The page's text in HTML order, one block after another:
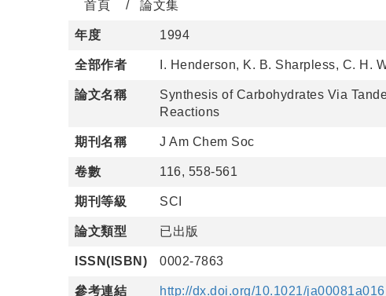
首頁 論文集
年度 1994
全部作者 I. Henderson, K. B. Sharpless, C. H.
論文名稱
Synthesis of Carbohydrates Via
Reactions
期刊名稱 J Am Chem Soc
卷數 116, 558-561
期刊等級 SCI
論文類型 已出版
ISSN(ISBN) 0002-7863
參考連結 http://dx.doi.org/10.1021/ja00081a016